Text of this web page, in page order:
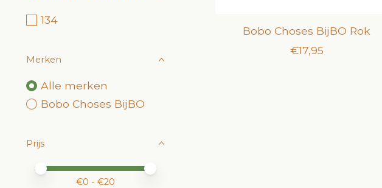
134
Merken
Alle merken
Bobo Choses BijBO
Prijs
Minimale prijswaarde
Price maximum value
€0 - €20
Bobo Choses BijBO Rok
€17,95